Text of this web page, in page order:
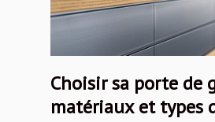
Choisir sa porte de
matériaux et types